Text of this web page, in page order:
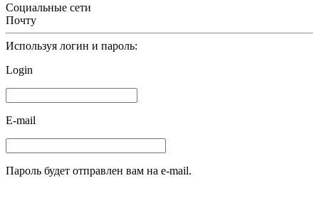
Социальные сети
Почту
Используя логин и пароль:
Login
E-mail
Пароль будет отправлен вам на e-mail.